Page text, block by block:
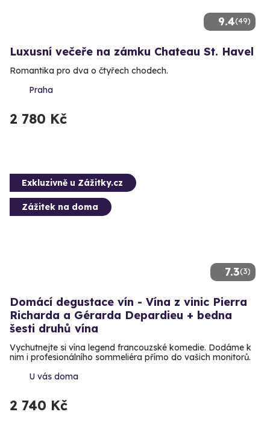
9.4(49)
Luxusní večeře na zámku Chateau St. Havel
Romantika pro dva o čtyřech chodech.
Praha
2 780 Kč
7.3(3)
Exkluzivně u Zážitky.cz
Zážitek na doma
Domácí degustace vín - Vína z vinic Pierra
Richarda a Gérarda Depardieu + bedna
šesti druhů vína
Vychutnejte si vína legend francouzské komedie. Dodáme k
nim i profesionálního sommeliéra přímo do vašich monitorů.
U vás doma
2 740 Kč